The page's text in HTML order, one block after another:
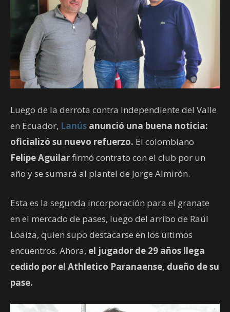
Luego de la derrota contra Independiente del Valle
en Ecuador, Lanús anunció una buena noticia:
oficializó su nuevo refuerzo. El colombiano
Felipe Aguilarfirmó contrato con el club por un
año y se sumará al plantel de Jorge Almirón.
Esta es la segunda incorporación para el granate
en el mercado de pases, luego del arribo de Raúl
Loaiza, quien supo destacarse en los últimos
encuentros. Ahora, el jugador de 29 años llega
cedido por el Athletico Paranaense, dueño de su
pase.